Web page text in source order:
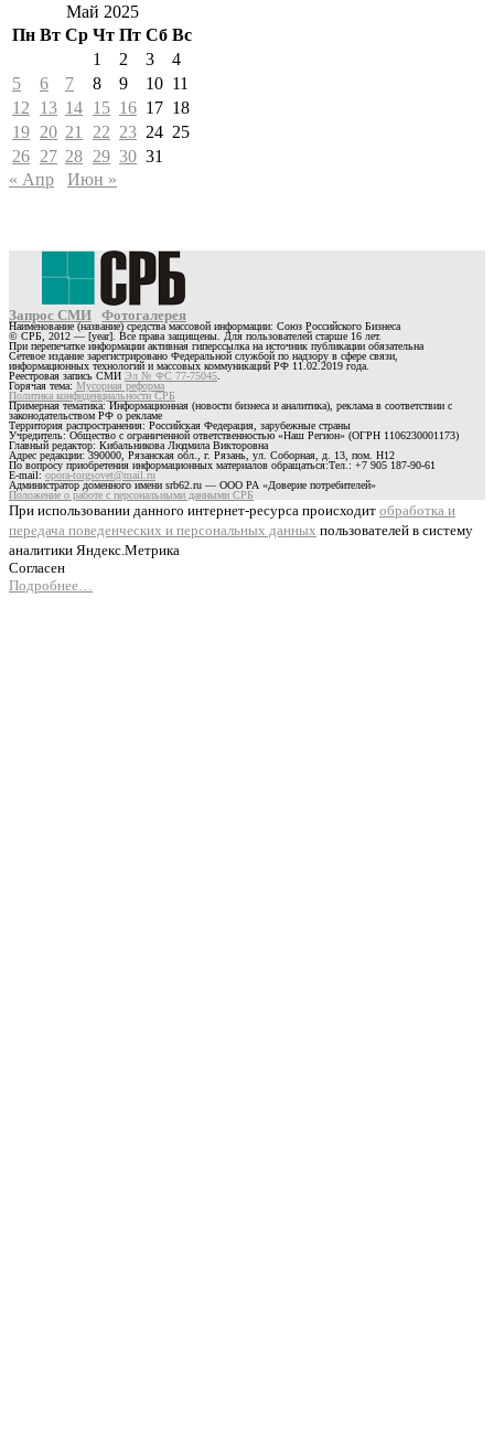
Май 2025
Пн Вт Ср Чт Пт Сб Вс
1
2 3
4
5
6 7 8 9 10 11
12
13 14 15 16 17 18
19 20 21 22 23 24 25
26 27 28 29 30 31
« Апр
Июн »
Запрос СМИ Фотогалерея
Наименование (название) средства массовой информации: Союз Российского Бизнеса
© СРБ, 2012 — [year]. Все права защищены. Для пользователей старше 16 лет.
При перепечатке информации активная гиперссылка на источник публикации обязательна
Сетевое издание зарегистрировано Федеральной службой по надзору в сфере связи,
информационных технологий и массовых коммуникаций РФ 11.02.2019 года.
Реестровая запись СМИ Эл № ФС 77-75045
Горячая тема: Мусорная реформа
Политика конфиденциальности СРБ
Примерная тематика: Информационная (новости бизнеса и аналитика), реклама в соответствии с
законодательством РФ о рекламе
Территория распространения: Российская Федерация, зарубежные страны
Учредитель: Общество с ограниченной ответственностью «Наш Регион» (ОГРН 1106230001173)
Главный редактор: Кибальникова Людмила Викторовна
Адрес редакции: 390000, Рязанская обл., г. Рязань, ул. Соборная, д. 13, пом. Н12
По вопросу приобретения информационных материалов обращаться:Тел.: +7 905 187-90-61
E-mail:opora-torgsovet@mail.ru
Администратор доменного имени srb62.ru — ООО РА «Доверие потребителей»
Положение о работе с персональными данными СРБ
При использовании данного интернет-ресурса происходит обработка и
передача поведенческих и персональных данных пользователей в систему
аналитики Яндекс.Метрика
Согласен
Подробнее…